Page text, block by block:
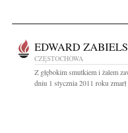
EDWARD
CZĘSTOCHOWA
Z głębokim smutkiem i żalem
dniu 1 stycznia 2011 roku